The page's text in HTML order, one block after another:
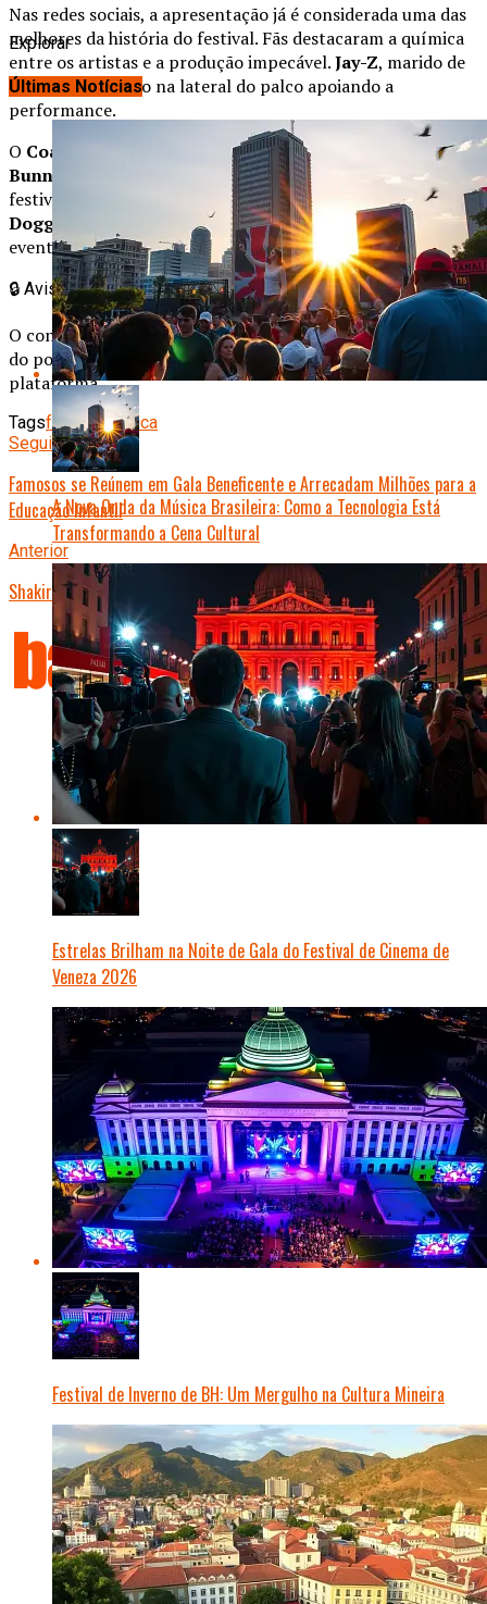
Nas redes sociais, a apresentação já é considerada uma das
melhores da história do festival. Fãs destacaram a química
entre os artistas e a produção impecável.Jay-Z, marido de
Beyoncé, foi visto na lateral do palco apoiando a
performance.
O Coachella 2026 segue até domingo, com shows de
Bad
Bunny
nos próximos dias. A organização do
festival confirmou que a apresentação de
Beyoncé eSnoop
Dogg será transmitida na íntegra no canal oficial do
evento no YouTube a partir de segunda-feira.
🔒 Aviso Importante
O conteúdo publicado é de total responsabilidade do autor
do post, não representando necessariamente a opinião da
plataforma.
Tagsfestivalmúsica
Seguinte
Famosos se Reúnem em Gala Beneficente e Arrecadam Milhões para a
Educação Infantil
Anterior
Shakira e Lewis Hamilton: Namoro ou Estratégia de Marketing?
Explorar
Últimas Notícias
A Nova Onda da Música Brasileira: Como a Tecnologia Está
Transformando a Cena Cultural
Estrelas Brilham na Noite de Gala do Festival de Cinema de
Veneza 2026
Festival de Inverno de BH: Um Mergulho na Cultura Mineira